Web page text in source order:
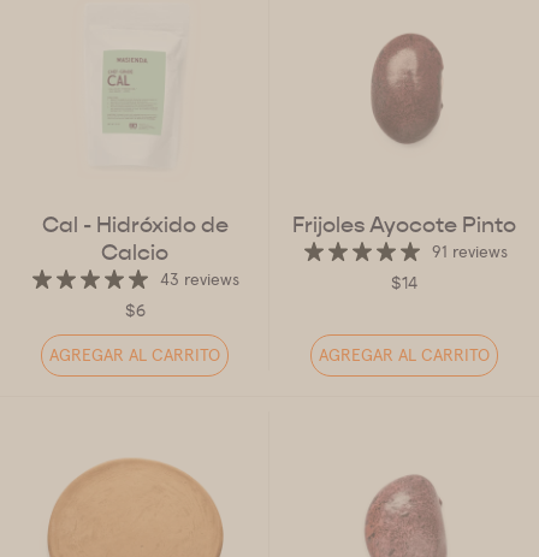
Cal - Hidróxido de
Calcio
43 reviews
$6
AGREGAR AL CARRITO
Frijoles Ayocote Pinto
91 reviews
$14
AGREGAR AL CARRITO